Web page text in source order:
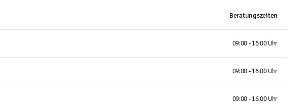
Beratungszeiten
09:00 - 16:00 Uhr
09:00 - 16:00 Uhr
09:00 - 16:00 Uhr